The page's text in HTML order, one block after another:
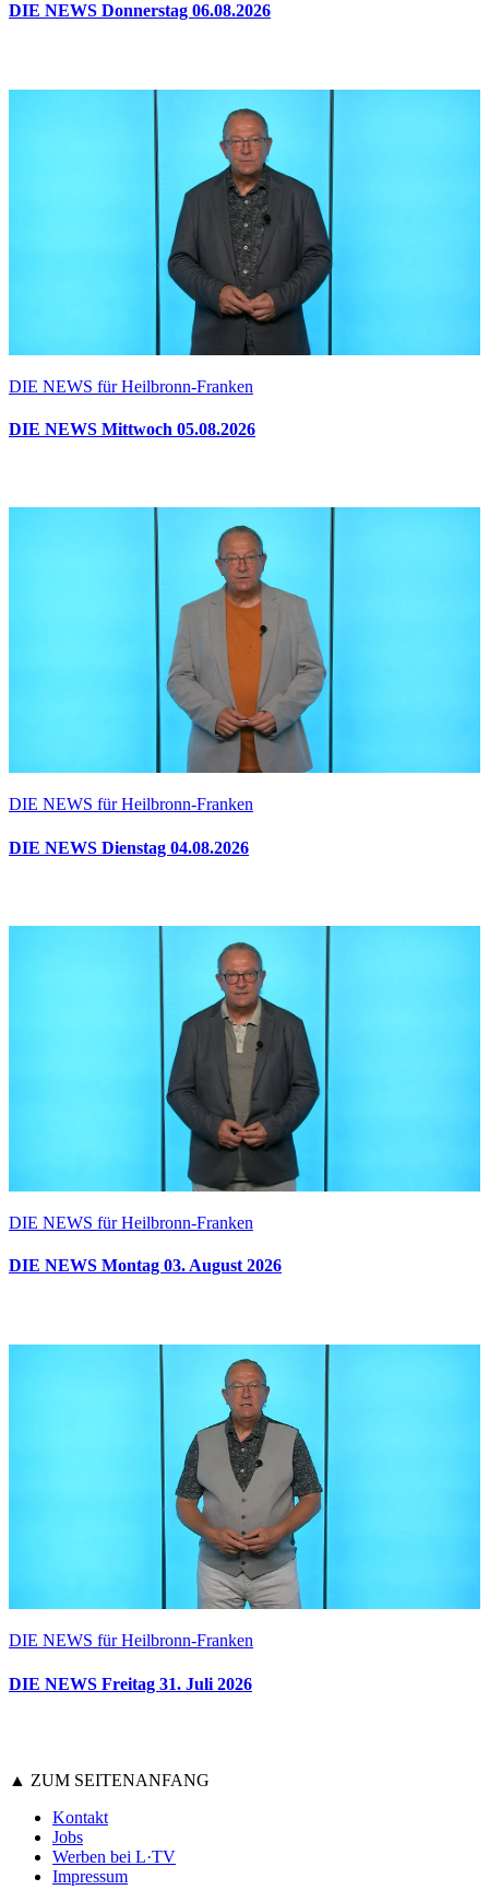
DIE NEWS Donnerstag 06.08.2026
DIE NEWS für Heilbronn-Franken
DIE NEWS Mittwoch 05.08.2026
DIE NEWS für Heilbronn-Franken
DIE NEWS Dienstag 04.08.2026
DIE NEWS für Heilbronn-Franken
DIE NEWS Montag 03. August 2026
DIE NEWS für Heilbronn-Franken
DIE NEWS Freitag 31. Juli 2026
▲ ZUM SEITENANFANG
Kontakt
Jobs
Werben bei L·TV
Impressum